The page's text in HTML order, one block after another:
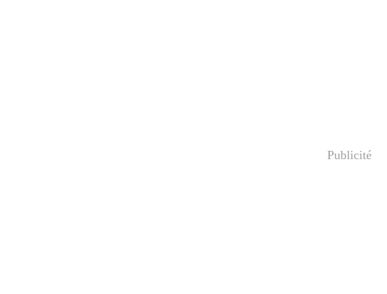
Publicité